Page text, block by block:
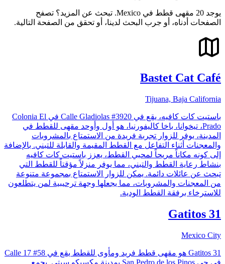
يوجد 20 مقهى قطط في Mexico. تبحث عن المزيد؟ تصفح
الصفحات أدناه، أو جرب البحث لدينا، أو تحقق من الصفحة التالية.
Bastet Cat Café
Tijuana, Baja California
باستيت كات كافيه، يقع في Calle Gladiolas #3920 في Colonia El
Prado، تيخوانا، باخا كاليفورنيا، هو أول وأوحد مقهى للقطط في
المدينة، يوفر للزوار تجربة فريدة من الاستمتاع بالمشروبات
والمعجنات أثناء التفاعل مع القطط المقيمة والقابلة للتبني. بالإضافة
إلى كونه مكاناً مريحاً لمحبي القطط، يعزز باستيت كات كافيه
بنشاط رعاية القطط والتبني، مما يوفر منزلاً مؤقتاً للقطط التي
تبحث عن عائلات دائمة. يمكن للزوار الاستمتاع بمجموعة متنوعة
من المعجنات والمشروبات، مما يجعلها وجهة ترحيبية لمن يتطلعون
للاسترخاء برفقة القطط الودية.
31 Gatitos
Mexico City
31 Gatitos هو مقهى قطط فريد ومأوى للقطط يقع في Calle 17 #58
في حي San Pedro de los Pinos بمدينة مكسيكو سيتي. يجمع